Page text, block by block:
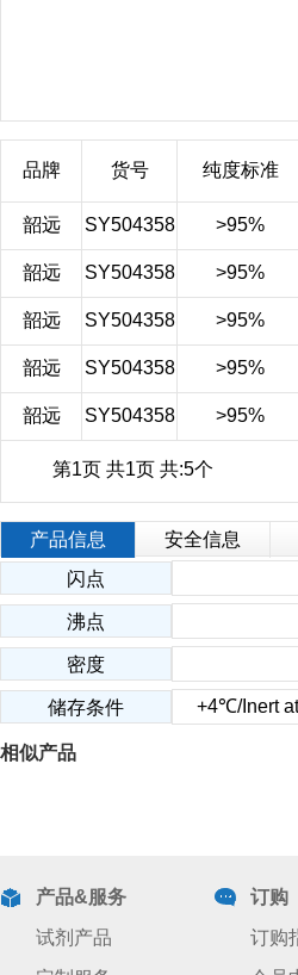
品牌 货号 纯度标准
韶远 SY504358 >95%
韶远 SY504358 >95%
韶远 SY504358 >95%
韶远 SY504358 >95%
韶远 SY504358 >95%
第1页 共1页 共:5个
产品信息 安全信息
闪点
沸点
密度
储存条件 +4℃/Inert
相似产品
产品&服务
试剂产品
订购
订购